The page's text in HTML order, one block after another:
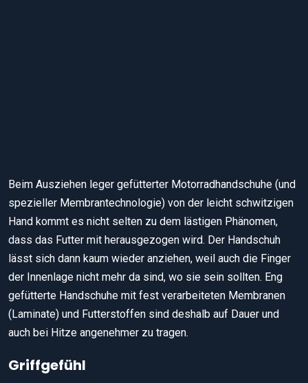
Beim Ausziehen leger gefütterter Motorradhandschuhe (und
spezieller Membrantechnologie) von der leicht schwitzigen
Hand kommt es nicht selten zu dem lästigen Phänomen,
dass das Futter mit herausgezogen wird. Der Handschuh
lässt sich dann kaum wieder anziehen, weil auch die Finger
der Innenlage nicht mehr da sind, wo sie sein sollten. Eng
gefütterte Handschuhe mit fest verarbeiteten Membranen
(Laminate) und Futterstoffen sind deshalb auf Dauer und
auch bei Hitze angenehmer zu tragen.
Griffgefühl